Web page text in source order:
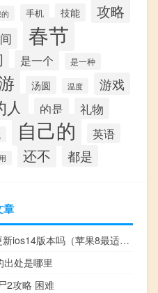
手机 技能 攻略
春节
是一个 是一种
汤圆 温度
游戏
人 的是 礼物
自己的 英语
还不 都是
章
苹果8适合更新ios14版本吗（苹果8最适合的ios版本）
出处是哪里
2攻略 困难